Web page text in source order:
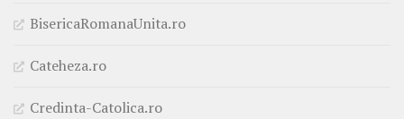
BisericaRomanaUnita.ro
Cateheza.ro
Credinta-Catolica.ro